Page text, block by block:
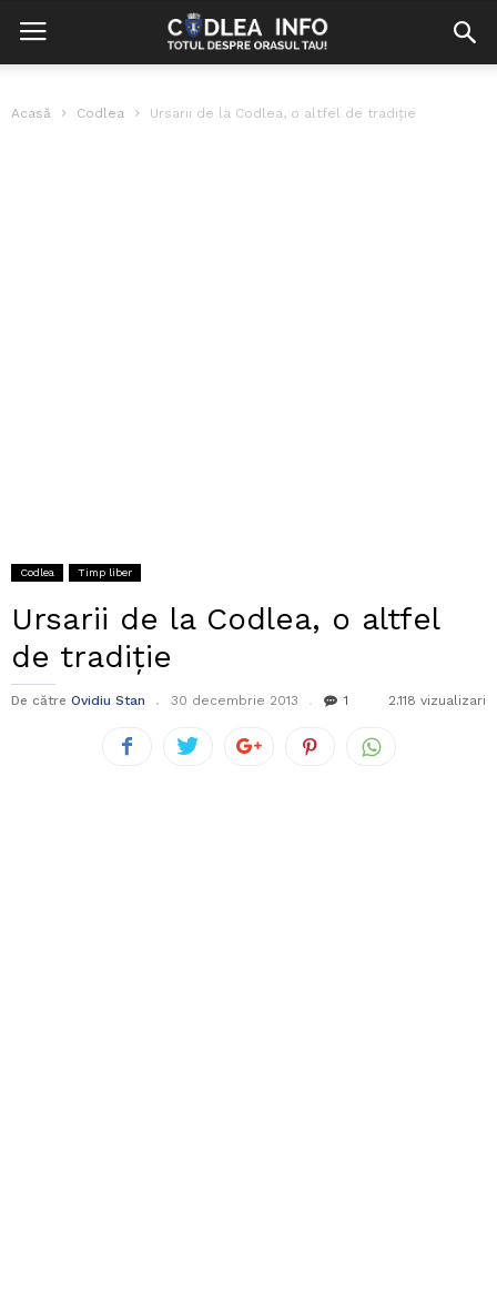
Acasă Codlea Ursarii de la Codlea, o altfel de tradiție
Codlea Timp liber
Ursarii de la Codlea, o altfel
de tradiție
De către Ovidiu Stan 30 decembrie 2013 1 2.118 vizualizari